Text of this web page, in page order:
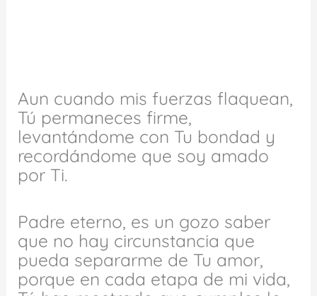
Aun cuando mis fuerzas flaquean,
Tú permaneces firme,
levantándome con Tu bondad y
recordándome que soy amado
por Ti.
Padre eterno, es un gozo saber
que no hay circunstancia que
pueda separarme de Tu amor,
porque en cada etapa de mi vida,